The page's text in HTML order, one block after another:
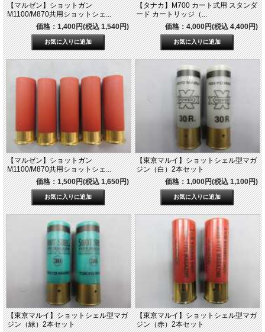
【マルゼン】ショットガン
M1100/M870共用ショットシェ...
価格：1,400円(税込 1,540円)
【タナカ】M700 カート式用 スタンダ
ード カートリッジ（...
価格：4,000円(税込 4,400円)
【マルゼン】ショットガン
M1100/M870共用ショットシェ...
価格：1,500円(税込 1,650円)
【東京マルイ】ショットシェル型マガ
ジン（白）2本セット
価格：1,000円(税込 1,100円)
【東京マルイ】ショットシェル型マガ
ジン（緑）2本セット
【東京マルイ】ショットシェル型マガ
ジン（赤）2本セット